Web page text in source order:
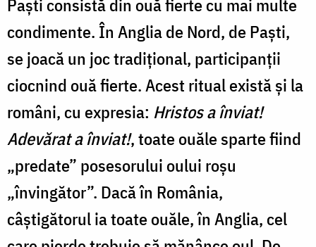
Paşti consistă din ouă fierte cu mai multe
condimente. În Anglia de Nord, de Paşti,
se joacă un joc tradiţional, participanţii
ciocnind ouă fierte. Acest ritual există şi la
români, cu expresia: Hristos a înviat!
Adevărat a înviat!, toate ouăle sparte fiind
„predate” posesorului oului roșu
„învingător”. Dacă în România,
câştigătorul ia toate ouăle, în Anglia, cel